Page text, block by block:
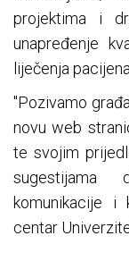
projektima i
unapređenje
liječenja
"Pozivamo
novu web
te svojim
sugestijama
komunikacije i
centar